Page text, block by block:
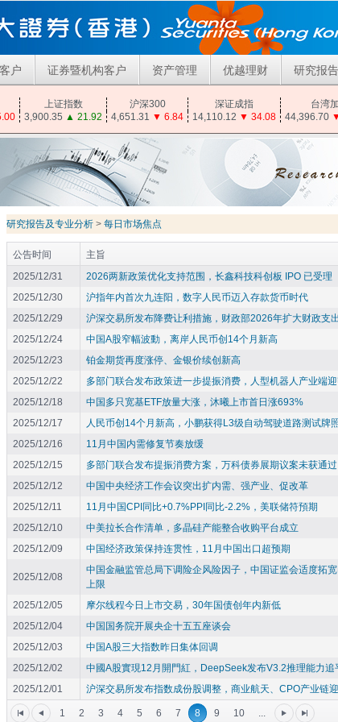
户 证券暨机构客户 资产管理 优越理财 研究报
上证指数 沪深300 深证成指
台湾
3,900.35 ▲ 21.92 4,651.31 ▼ 6.84 14,110.12 ▼ 34.08 44,396.70
研究报告及专业分析 > 每日市场焦点
公告时间
主旨
2025/12/31
2026两新政策优化支持范围，长鑫科技科创板 IPO 已受理
2025/12/30
沪指年内首次九连阳，数字人民币迈入存款货币时代
2025/12/29
沪深交易所发布降费让利措施，财政部2026年扩大财政支
2025/12/24
中国A股窄幅波動，离岸人民币创14个月新高
2025/12/23
铂金期货再度涨停、金银价续创新高
2025/12/22
多部门联合发布政策进一步提振消费，人型机器人产业端
2025/12/18
中国多只宽基ETF放量大涨，沐曦上市首日涨693%
2025/12/17
人民币创14个月新高，小鹏获得L3级自动驾驶道路测试牌
2025/12/16
11月中国内需修复节奏放缓
2025/12/15
多部门联合发布提振消费方案，万科债券展期议案未获通过
2025/12/12
中国中央经济工作会议突出扩内需、强产业、促改革
2025/12/11
11月中国CPI同比+0.7%PPI同比-2.2%，美联储符預期
2025/12/10
中美拉长合作清单，多晶硅产能整合收购平台成立
2025/12/09
中国经济政策保持连贯性，11月中国出口超预期
2025/12/08
中国金融监管总局下调险企风险因子，中国证监会适度拓
上限
2025/12/05
摩尔线程今日上市交易，30年国债创年内新低
2025/12/04
中国国务院开展央企十五五座谈会
2025/12/03
中国A股三大指数昨日集体回调
2025/12/02
中國A股實現12月開門紅，DeepSeek发布V3.2推理能力追
2025/12/01
沪深交易所发布指数成份股调整，商业航天、CPO产业链
1 2 3 4 5 6 7 8 9 10 ...